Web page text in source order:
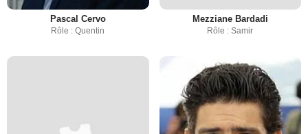
Pascal Cervo
Rôle : Quentin
Mezziane Bardadi
Rôle : Samir